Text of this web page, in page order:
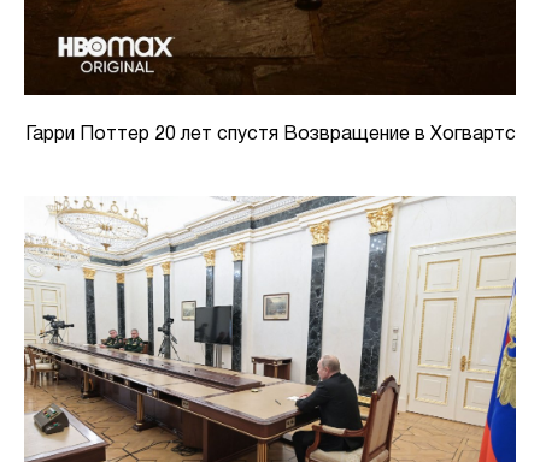
Гарри Поттер 20 лет спустя Возвращение в Хогвартс